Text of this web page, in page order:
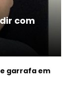
com
garrafa em